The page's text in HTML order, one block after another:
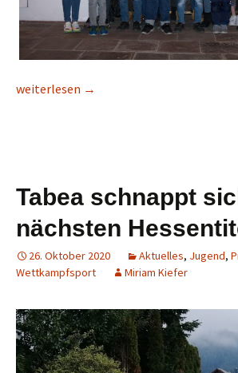
Rückblick 2020 – Erfolgreiche SC Jugend
weiterlesen →
Tabea schnappt
nächsten
26. Oktober 2020 Aktuelles, Jugend,
Wettkampfsport
Miriam Kiefer